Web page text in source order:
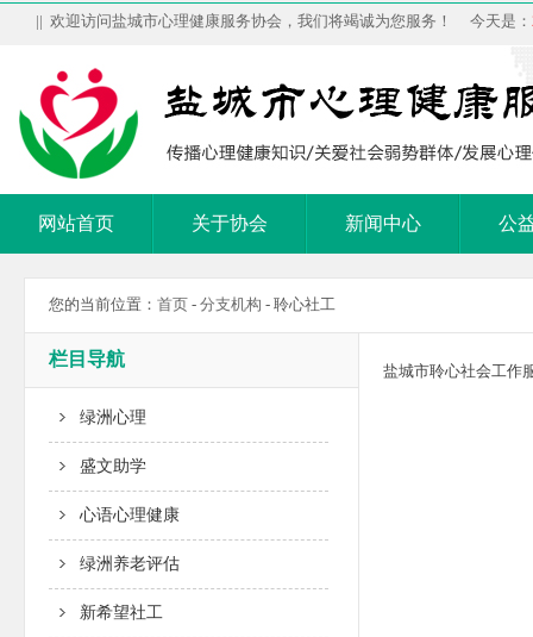
|| 欢迎访问盐城市心理健康服务协会，我们将竭诚为您服务！ 今天是：
网站首页 关于协会 新闻中心 公
您的当前位置： 首页 - 分支机构 - 聆心社工
栏目导航
绿洲心理
盛文助学
心语心理健康
绿洲养老评估
新希望社工
盐城市聆心社会工作